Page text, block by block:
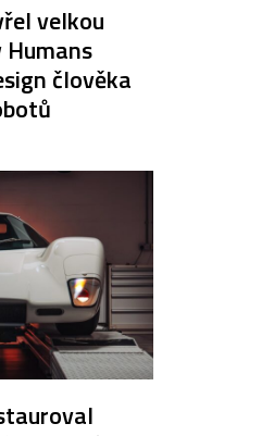
velkou
člověka